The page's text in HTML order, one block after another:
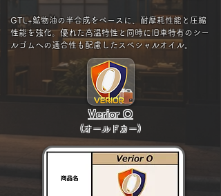
GTL+鉱物油の半合成をベースに、耐摩耗性能と圧縮
性能を強化。優れた高温特性と同時に旧車特有のシー
ルゴムへの適合性も配慮したスペシャルオイル。
Verior O
(オールドカー)